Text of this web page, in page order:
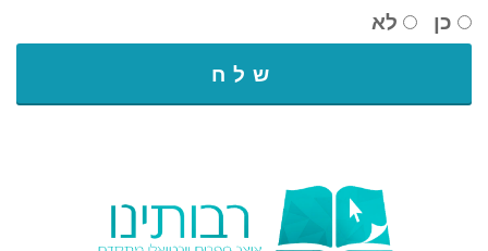
כן
לא
שלח